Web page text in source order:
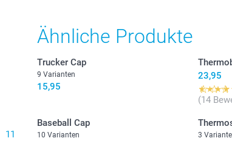
11
Ähnliche Produkte
Trucker Cap
9 Varianten
15,95
23,95
(14
Baseball Cap
10 Varianten 3